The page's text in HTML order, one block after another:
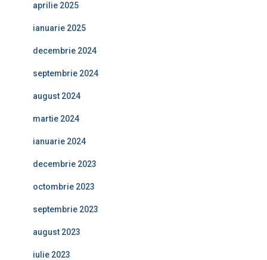
aprilie 2025
ianuarie 2025
decembrie 2024
septembrie 2024
august 2024
martie 2024
ianuarie 2024
decembrie 2023
octombrie 2023
septembrie 2023
august 2023
iulie 2023